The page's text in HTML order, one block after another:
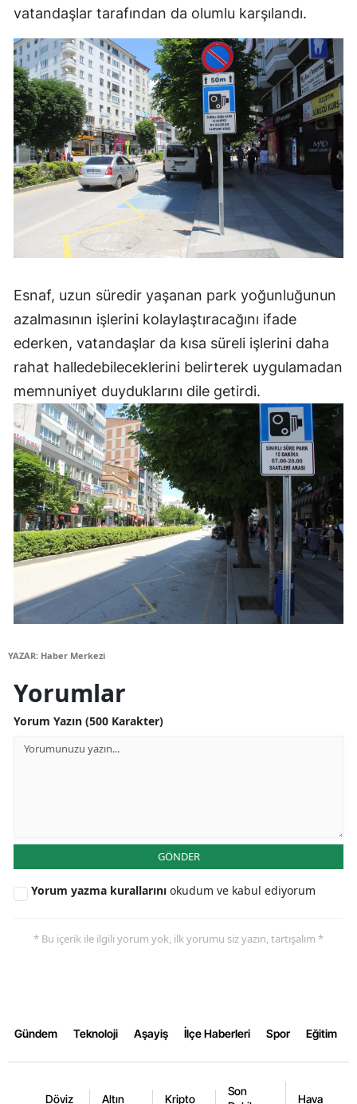
Yalova
Karabük
Kilis
Osmaniye
Düzce
vatandaşlar tarafından da olumlu karşılandı.
Esnaf, uzun süredir yaşanan park yoğunluğunun
azalmasının işlerini kolaylaştıracağını ifade
ederken, vatandaşlar da kısa süreli işlerini daha
rahat halledebileceklerini belirterek uygulamadan
memnuniyet duyduklarını dile getirdi.
YAZAR: Haber Merkezi
Yorumlar
Yorum Yazın (500 Karakter)
GÖNDER
Yorum yazma kurallarını okudum ve kabul ediyorum
* Bu içerik ile ilgili yorum yok, ilk yorumu siz yazın, tartışalım *
Gündem Teknoloji Aşayiş İlçe Haberleri Spor Eğitim
Döviz Altın Kripto
Son
Hava